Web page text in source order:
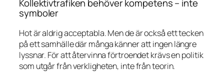
Kollektivtrafiken behöver kompetens – inte
symboler
Hot är aldrig acceptabla. Men de är också ett tecken
på ett samhälle där många känner att ingen längre
lyssnar. För att återvinna förtroendet krävs en politik
som utgår från verkligheten, inte från teorin.